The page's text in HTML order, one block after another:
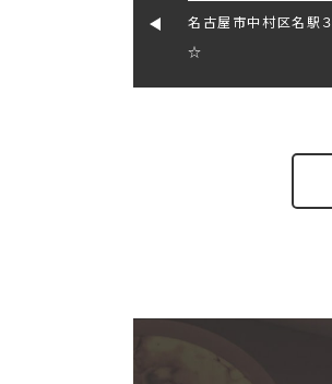
名古屋市中村区名駅
☆